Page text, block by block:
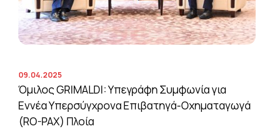
09.04.2025
Όμιλος GRIMALDI: Υπεγράφη Συμφωνία για
Εννέα Υπερσύγχρονα Επιβατηγά-Οχηματαγωγά
(RO-PAX) Πλοία